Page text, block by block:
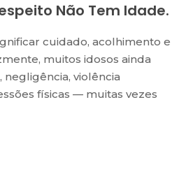
Não Tem Idade.
cuidado, acolhimento e
muitos idosos ainda
violência
físicas — muitas vezes